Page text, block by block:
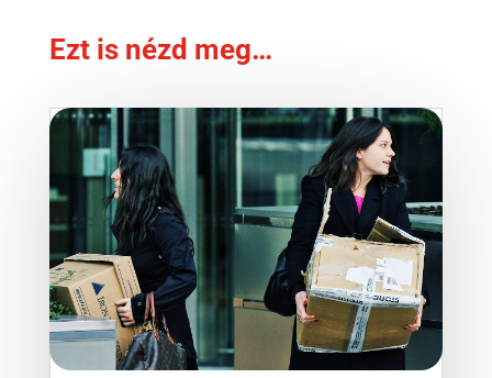
Ezt is nézd meg…